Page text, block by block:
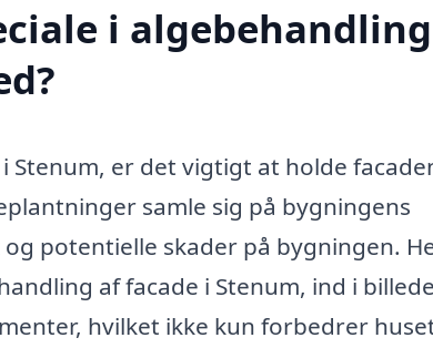
i
Stenum, er det vigtigt at holde
samle sig på bygningens
potentielle skader på bygningen.
af facade i Stenum, ind i
hvilket ikke kun forbedrer